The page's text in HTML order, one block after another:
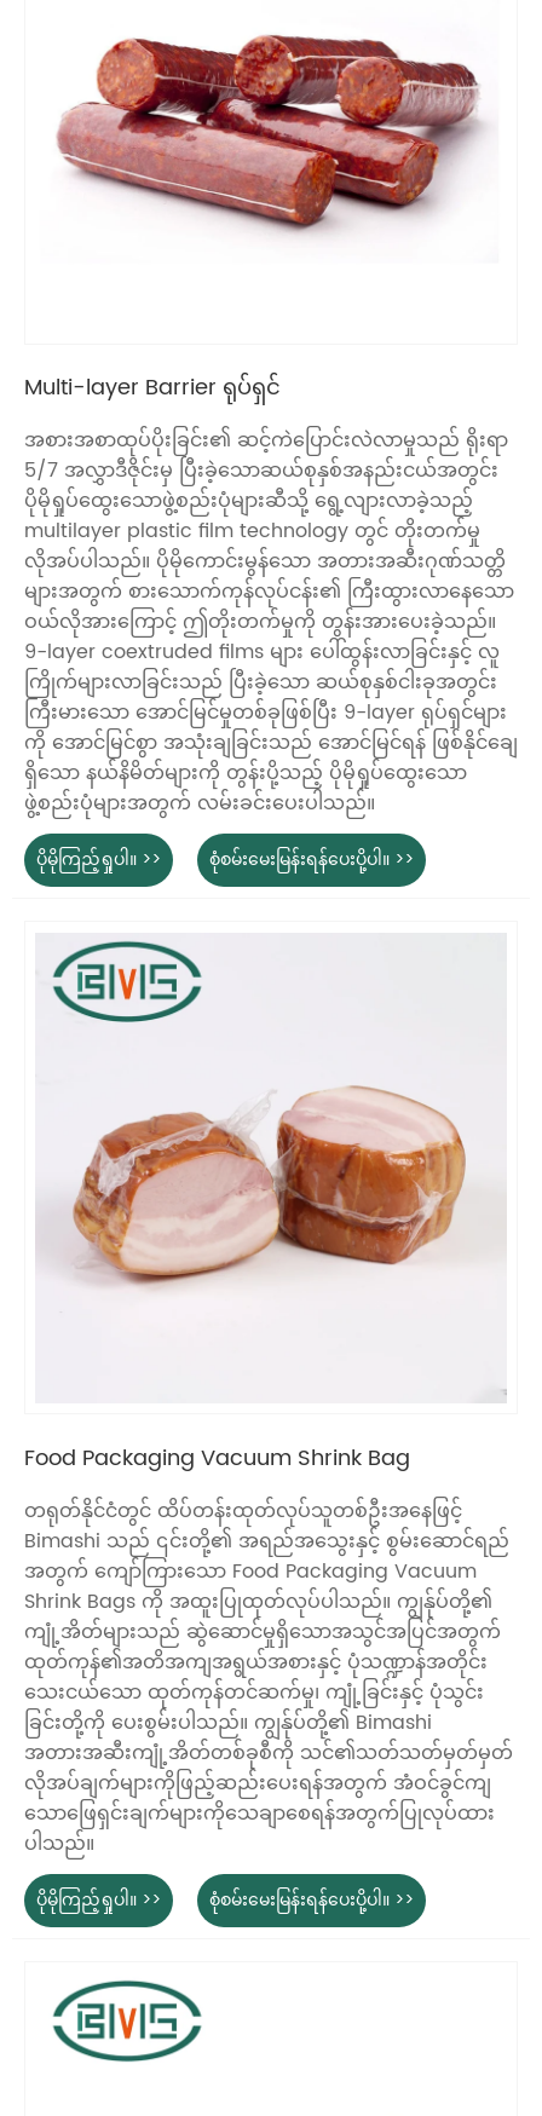
Multi-layer Barrier ရုပ်ရှင်
အစားအစာထုပ်ပိုးခြင်း၏ ဆင့်ကဲပြောင်းလဲလာမှုသည် ရိုးရာ
5/7 အလွှာဒီဇိုင်းမှ ပြီးခဲ့သောဆယ်စုနှစ်အနည်းငယ်အတွင်း
ပိုမိုရှုပ်ထွေးသောဖွဲ့စည်းပုံများဆီသို့ ရွေ့လျားလာခဲ့သည့်
multilayer plastic film technology တွင် တိုးတက်မှု
လိုအပ်ပါသည်။ ပိုမိုကောင်းမွန်သော အတားအဆီးဂုဏ်သတ္တိ
များအတွက် စားသောက်ကုန်လုပ်ငန်း၏ ကြီးထွားလာနေသော
ဝယ်လိုအားကြောင့် ဤတိုးတက်မှုကို တွန်းအားပေးခဲ့သည်။
9-layer coextruded films များ ပေါ်ထွန်းလာခြင်းနှင့် လူ
ကြိုက်များလာခြင်းသည် ပြီးခဲ့သော ဆယ်စုနှစ်ငါးခုအတွင်း
ကြီးမားသော အောင်မြင်မှုတစ်ခုဖြစ်ပြီး 9-layer ရုပ်ရှင်များ
ကို အောင်မြင်စွာ အသုံးချခြင်းသည် အောင်မြင်ရန် ဖြစ်နိုင်ချေ
ရှိသော နယ်နိမိတ်များကို တွန်းပို့သည့် ပိုမိုရှုပ်ထွေးသော
ဖွဲ့စည်းပုံများအတွက် လမ်းခင်းပေးပါသည်။
ပိုမိုကြည့်ရှုပါ။ >> စုံစမ်းမေးမြန်းရန်ပေးပို့ပါ။ >>
Food Packaging Vacuum Shrink Bag
တရုတ်နိုင်ငံတွင် ထိပ်တန်းထုတ်လုပ်သူတစ်ဦးအနေဖြင့်
Bimashi သည် ၎င်းတို့၏ အရည်အသွေးနှင့် စွမ်းဆောင်ရည်
အတွက် ကျော်ကြားသော Food Packaging Vacuum
Shrink Bags ကို အထူးပြုထုတ်လုပ်ပါသည်။ ကျွန်ုပ်တို့၏
ကျုံ့အိတ်များသည် ဆွဲဆောင်မှုရှိသောအသွင်အပြင်အတွက်
ထုတ်ကုန်၏အတိအကျအရွယ်အစားနှင့် ပုံသဏ္ဍာန်အတိုင်း
သေးငယ်သော ထုတ်ကုန်တင်ဆက်မှု၊ ကျုံ့ခြင်းနှင့် ပုံသွင်း
ခြင်းတို့ကို ပေးစွမ်းပါသည်။ ကျွန်ုပ်တို့၏ Bimashi
အတားအဆီးကျုံ့အိတ်တစ်ခုစီကို သင်၏သတ်သတ်မှတ်မှတ်
လိုအပ်ချက်များကိုဖြည့်ဆည်းပေးရန်အတွက် အံဝင်ခွင်ကျ
သောဖြေရှင်းချက်များကိုသေချာစေရန်အတွက်ပြုလုပ်ထား
ပါသည်။
ပိုမိုကြည့်ရှုပါ။ >> စုံစမ်းမေးမြန်းရန်ပေးပို့ပါ။ >>